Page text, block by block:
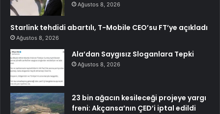
Ağustos 8, 2026
Starlink tehdidi abartılı, T-Mobile CEO’su FT’ye açıkladı
Ağustos 8, 2026
Ala’dan Saygısız Sloganlara Tepki
Ağustos 8, 2026
23 bin ağacın kesileceği projeye yargı
freni: Akçansa’nın ÇED’i iptal edildi